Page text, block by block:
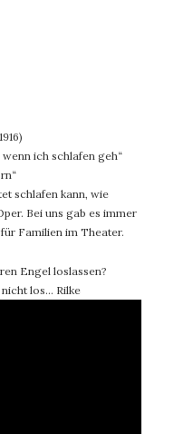
ich schlafen geh“
schlafen kann, wie
Bei uns gab es immer
Familien im Theater.
Engel loslassen?
los… Rilke